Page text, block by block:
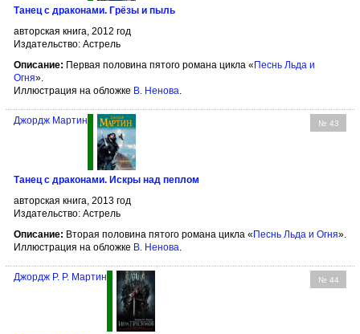
Танец с драконами. Грёзы и пыль
авторская книга, 2012 год
Издательство: Астрель
Описание: Первая половина пятого романа цикла « Песнь Льда и
Огня».
Иллюстрация на обложке В. Ненова.
№ 43
Джордж Мартин
Танец с драконами. Искры над пеплом
авторская книга, 2013 год
Издательство: Астрель
Описание: Вторая половина пятого романа цикла « Песнь Льда и Огня».
Иллюстрация на обложке В. Ненова.
№ 44
Джордж Р. Р. Мартин